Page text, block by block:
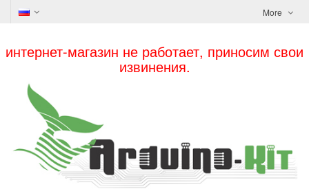
More
интернет-магазин не работает, приносим свои
извинения.